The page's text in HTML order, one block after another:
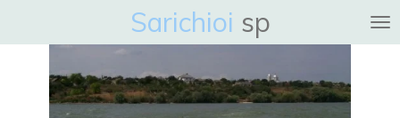
hoofdinhoud
Sarichioi sp